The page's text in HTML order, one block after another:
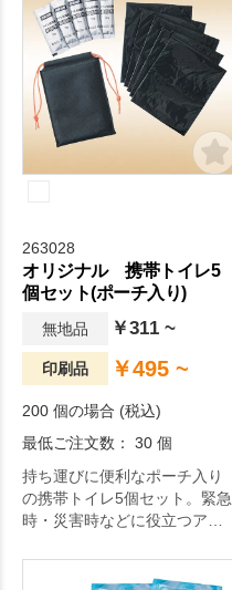
263028
オリジナル 携帯トイレ5
個セット(ポーチ入り)
無地品 ￥311 ~
印刷品 ￥495 ~
200 個の場合 (税込)
最低ご注文数： 30 個
持ち運びに便利なポーチ入り
の携帯トイレ5個セット。緊急
時・災害時などに役立つアイ